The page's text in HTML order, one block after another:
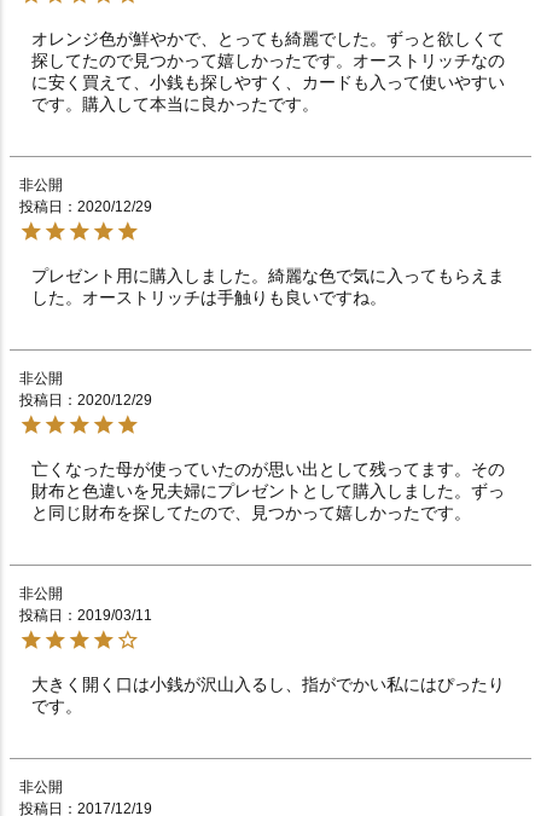
オレンジ色が鮮やかで、とっても綺麗でした。ずっと欲しくて
探してたので見つかって嬉しかったです。オーストリッチなの
に安く買えて、小銭も探しやすく、カードも入って使いやすい
です。購入して本当に良かったです。
非公開
投稿日
2020/12/29
プレゼント用に購入しました。綺麗な色で気に入ってもらえま
した。オーストリッチは手触りも良いですね。
非公開
投稿日
2020/12/29
亡くなった母が使っていたのが思い出として残ってます。その
財布と色違いを兄夫婦にプレゼントとして購入しました。ずっ
と同じ財布を探してたので、見つかって嬉しかったです。
非公開
投稿日
2019/03/11
大きく開く口は小銭が沢山入るし、指がでかい私にはぴったり
です。
非公開
投稿日
2017/12/19